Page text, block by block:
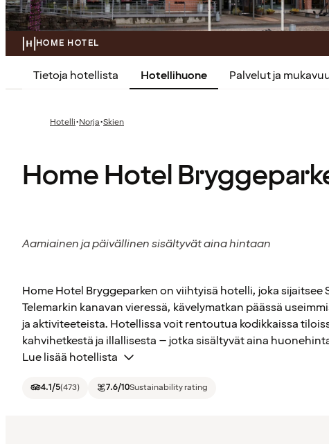
HOME HOTEL
Tietoja hotellista Hotellihuone Palvelut ja
Hotelli·Norja·Skien
Home Hotel
Aamiainen ja päivällinen sisältyvät aina hintaan
Home Hotel Bryggeparken on viihtyisä hotelli, joka sijaitsee
Telemarkin kanavan vieressä, kävelymatkan päässä
ja aktiviteeteista. Hotellissa voit rentoutua kodikkaissa
kahvihetkestä ja illallisesta – jotka sisältyvät aina
Lue lisää hotellista
4.1/5(473) 7.6/10Sustainability rating